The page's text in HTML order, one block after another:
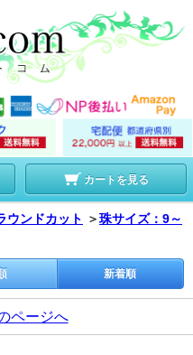
カートを見る
ウンドカット ＞珠サイズ：9～
新着順
ページへ